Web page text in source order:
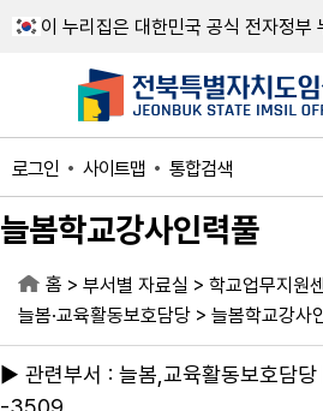
이 누리집은 대한민국 공식 전자정부
로그인 사이트맵 통합검색
늘봄학교강사인력풀
홈 > 부서별 자료실 > 학교업무지원
늘봄·교육활동보호담당 > 늘봄학교강사
▶ 관련부서 : 늘봄,교육활동보호담